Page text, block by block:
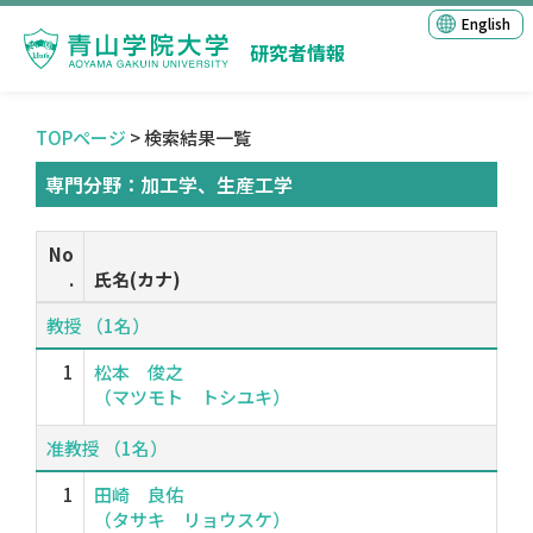
研究者情報
English
TOPページ > 検索結果一覧
専門分野：加工学、生産工学
No
.
氏名(カナ)
教授 （1名）
1
松本 俊之
（マツモト トシユキ）
准教授 （1名）
1
田崎 良佑
（タサキ リョウスケ）